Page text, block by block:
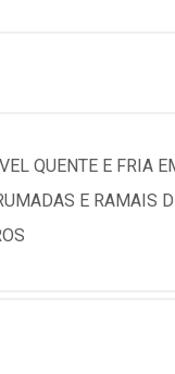
QUENTE E FRIA
E RAMAIS